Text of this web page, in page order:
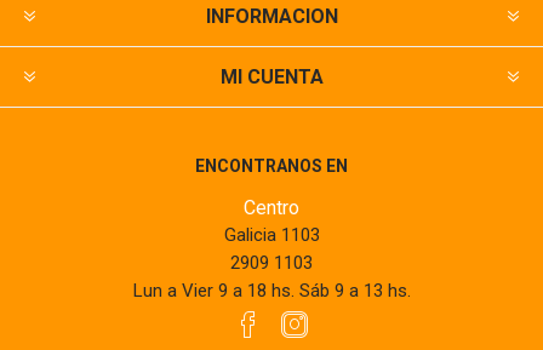
INFORMACION
MI CUENTA
ENCONTRANOS EN
Centro
Galicia 1103
2909 1103
Lun a Vier 9 a 18 hs. Sáb 9 a 13 hs.